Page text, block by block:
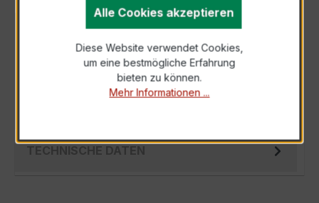
Der EASKD 21.3 3x150/5A 2,5VA Kl.0,5 ist ein
kompakter, hochpräziser Niederspannungs-
Verrechnungsstromwandler der bewährten…
TECHNISCHE DATEN
Alle Cookies akzeptieren
Diese Website verwendet Cookies,
um eine bestmögliche Erfahrung
bieten zu können.
Mehr Informationen ...